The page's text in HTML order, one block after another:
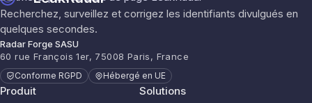
Recherchez, surveillez et corrigez les identifiants divulgués en
quelques secondes.
Radar Forge SASU
60 rue François 1er, 75008 Paris, France
Conforme RGPD Hébergé en UE
Produit Solutions